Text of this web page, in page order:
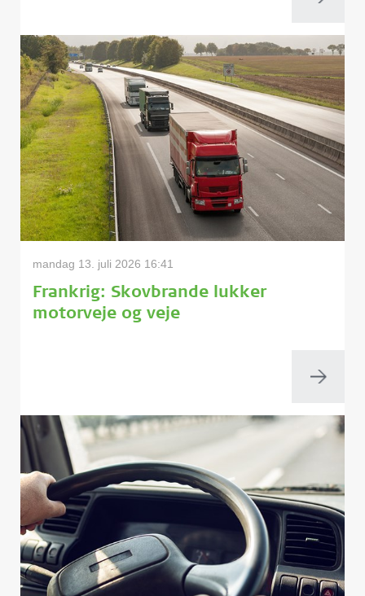
mandag 13. juli 2026 16:41
Frankrig: Skovbrande lukker
motorveje og veje